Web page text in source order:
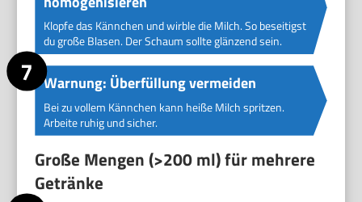
Klopfe das Kännchen und wirble die Milch. So beseitigst
du große Blasen. Der Schaum sollte glänzend sein.
Warnung: Überfüllung vermeiden
Bei zu vollem Kännchen kann heiße Milch spritzen.
Arbeite ruhig und sicher.
Große Mengen (>200 ml) für mehrere
Getränke